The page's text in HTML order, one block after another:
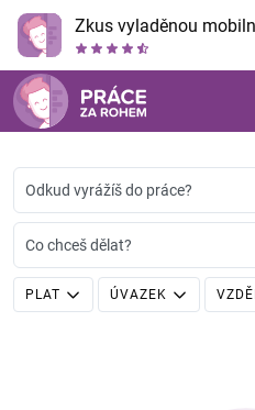
Zkus vyladěnou
Odkud vyrážíš do práce?
Co chceš dělat?
PLAT ÚVAZEK